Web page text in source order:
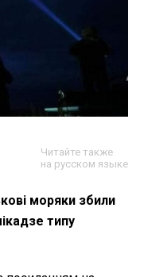
Читайте также
на русском языке
моряки збили
типу